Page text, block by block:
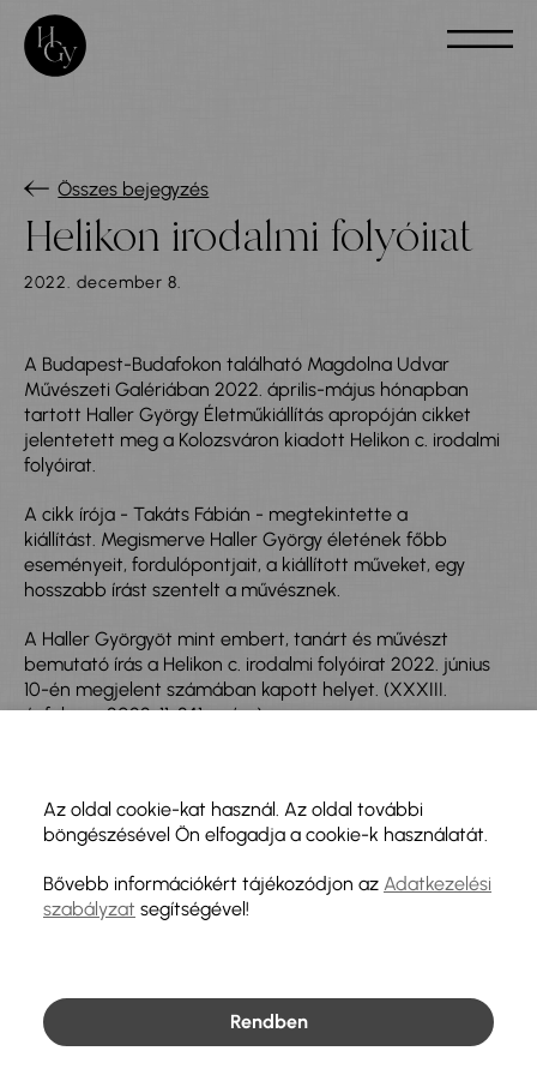
Összes bejegyzés
Helikon irodalmi folyóirat
2022. december 8.
A Budapest-Budafokon található Magdolna Udvar
Művészeti Galériában 2022. április-május hónapban
tartott Haller György Életműkiállítás apropóján cikket
jelentetett meg a Kolozsváron kiadott Helikon c. irodalmi
folyóirat.
A cikk írója - Takáts Fábián - megtekintette a
kiállítást. Megismerve Haller György életének főbb
eseményeit, fordulópontjait, a kiállított műveket, egy
hosszabb írást szentelt a művésznek.
A Haller Györgyöt mint embert, tanárt és művészt
bemutató írás a Helikon c. irodalmi folyóirat 2022. június
10-én megjelent számában kapott helyet. (XXXIII.
évfolyam 2022. 11. 841. szám).
A folyóirat ezen számában megjelent írásokat Haller
https://www.helikon.ro/lapszam/xxxiii-evfolyam-2022-11-
Az oldal cookie-kat használ. Az oldal további
böngészésével Ön elfogadja a cookie-k használatát.
Bővebb információkért tájékozódjon az Adatkezelési
szabályzat segítségével!
Rendben